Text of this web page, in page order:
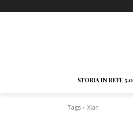
STORIA IN RETE 5.0
Tags Xian